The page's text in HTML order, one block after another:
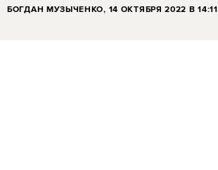
БОГДАН МУЗЫЧЕНКО, 14 ОКТЯБРЯ 2022 В 14:11